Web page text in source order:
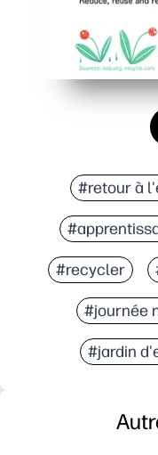
#retour à
#recycler
#journée
#jardin